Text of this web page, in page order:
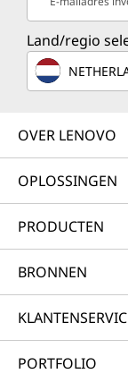
Land/regio
OVER LENOVO
OPLOSSINGEN
PRODUCTEN
BRONNEN
PORTFOLIO